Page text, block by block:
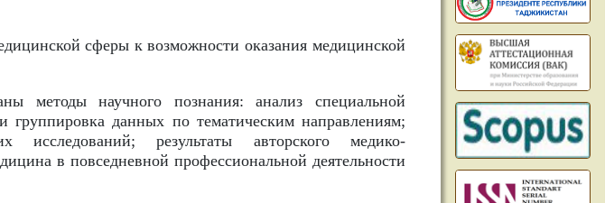
сферы к возможности оказания медицинской
методы научного познания: анализ специальной
группировка данных по тематическим направлениям;
исследований; результаты авторского медико-
в повседневной профессиональной деятельности